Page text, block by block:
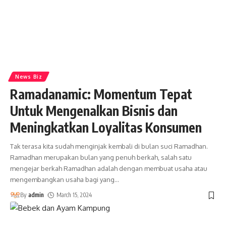
News Biz
Ramadanamic: Momentum Tepat
Untuk Mengenalkan Bisnis dan
Meningkatkan Loyalitas Konsumen
Tak terasa kita sudah menginjak kembali di bulan suci Ramadhan.
Ramadhan merupakan bulan yang penuh berkah, salah satu
mengejar berkah Ramadhan adalah dengan membuat usaha atau
mengembangkan usaha bagi yang…
By admin March 15, 2024